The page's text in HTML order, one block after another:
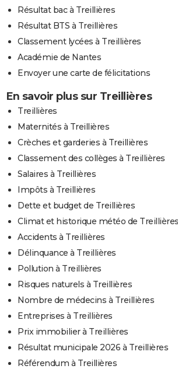
Résultat bac à Treillières
Résultat BTS à Treillières
Classement lycées à Treillières
Académie de Nantes
Envoyer une carte de félicitations
En savoir plus sur Treillières
Treillières
Maternités à Treillières
Crèches et garderies à Treillières
Classement des collèges à Treillières
Salaires à Treillières
Impôts à Treillières
Dette et budget de Treillières
Climat et historique météo de Treillières
Accidents à Treillières
Délinquance à Treillières
Pollution à Treillières
Risques naturels à Treillières
Nombre de médecins à Treillières
Entreprises à Treillières
Prix immobilier à Treillières
Résultat municipale 2026 à Treillières
Référendum à Treillières